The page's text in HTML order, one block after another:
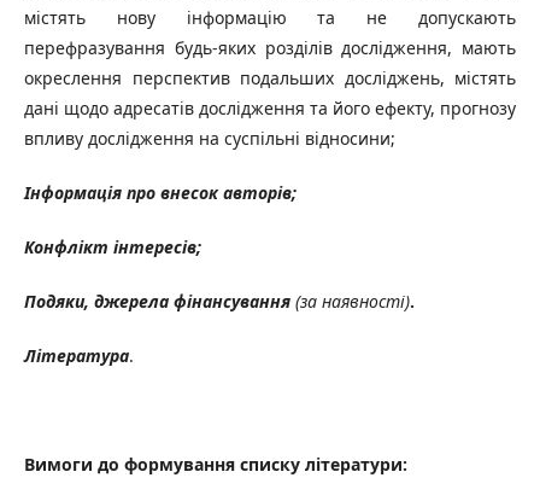
містять нову інформацію та не допускають
перефразування будь-яких розділів дослідження, мають
окреслення перспектив подальших досліджень, містять
дані щодо адресатів дослідження та його ефекту, прогнозу
впливу дослідження на суспільні відносини;
Інформація про внесок авторів;
Конфлікт інтересів;
Подяки, джерела фінансування (за наявності).
Література.
Вимоги до формування списку літератури: